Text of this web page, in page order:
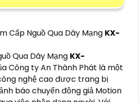
Cấp Nguồ Qua Dây Mạng KX-
Qua Dây Mạng KX-
Công ty An Thành Phát là một
nghệ cao được trang bị
báo chuyển động giả Motion